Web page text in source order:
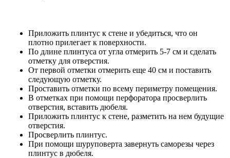
Приложить плинтус к стене и убедиться, что он
плотно прилегает к поверхности.
По длине плинтуса от угла отмерить 5-7 см и сделать
отметку для отверстия.
От первой отметки отмерить еще 40 см и поставить
следующую отметку.
Проставить отметки по всему периметру помещения.
В отметках при помощи перфоратора просверлить
отверстия, вставить дюбеля.
Приложить плинтус к стене, разметить на нем будущие
отверстия.
Просверлить плинтус.
При помощи шуруповерта завернуть саморезы через
плинтус в дюбеля.